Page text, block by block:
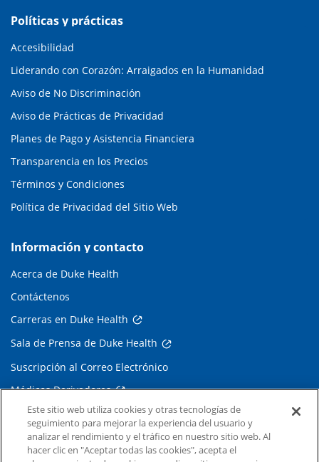
Políticas y prácticas
Accesibilidad
Liderando con Corazón: Arraigados en la Humanidad
Aviso de No Discriminación
Aviso de Prácticas de Privacidad
Planes de Pago y Asistencia Financiera
Transparencia en los Precios
Términos y Condiciones
Política de Privacidad del Sitio Web
Información y contacto
Acerca de Duke Health
Contáctenos
Carreras en Duke Health
Sala de Prensa de Duke Health
Suscripción al Correo Electrónico
Médicos Derivadores
Enlaces relacionados
Duke Cancer Institute
Este sitio web utiliza cookies y otras tecnologías de
seguimiento para mejorar la experiencia del usuario y
analizar el rendimiento y el tráfico en nuestro sitio web. Al
hacer clic en "Aceptar todas las cookies", acepta el